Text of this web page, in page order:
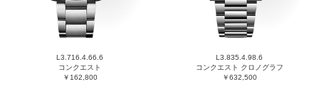
L3.716.4.66.6
コンクエスト
￥162,800
L3.835.4.98.6
コンクエスト クロノグラフ
￥632,500